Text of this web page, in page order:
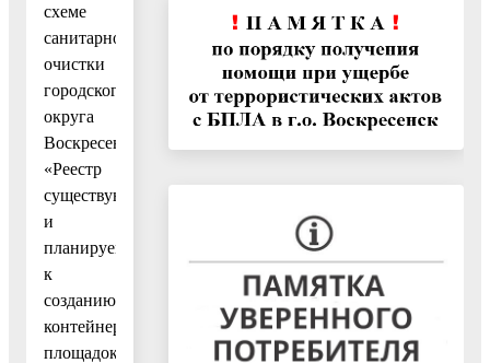
схеме
санитарной
очистки
городского
округа
Воскресенск
«Реестр
существующих
и
планируемых
к
созданию
контейнерных
площадок